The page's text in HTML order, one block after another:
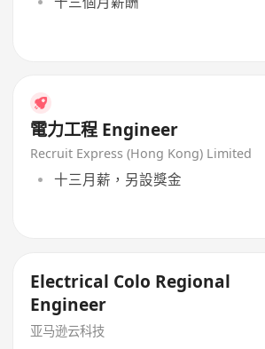
電力工程 Engineer
Recruit Express (Hong Kong) Limited
十三月薪，另設獎金
Electrical Colo Regional
Engineer
亚马逊云科技